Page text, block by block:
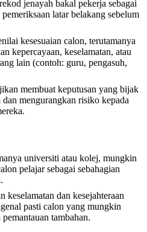
jenayah bakal pekerja sebagai
latar belakang sebelum
kesesuaian calon, terutamanya
kepercayaan, keselamatan, atau
lain (contoh: guru, pengasuh,
membuat keputusan yang bijak
mengurangkan risiko kepada
universiti atau kolej, mungkin
pelajar sebagai sebahagian
keselamatan dan kesejahteraan
pasti calon yang mungkin
tambahan.